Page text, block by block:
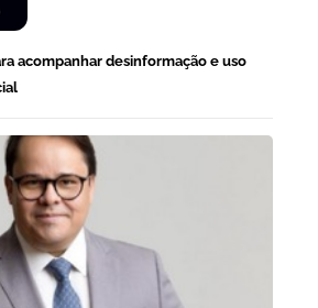
acompanhar desinformação e uso